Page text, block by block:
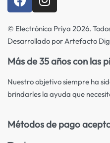
© Electrónica Priya 2026.
Desarrollado por Artefacto
Más de 35 años con las
Nuestro objetivo siempre ha
brindarles la ayuda que
Métodos de pago